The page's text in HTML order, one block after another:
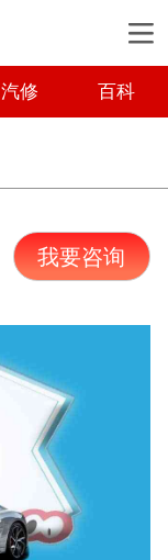
汽修 百科
我要咨询